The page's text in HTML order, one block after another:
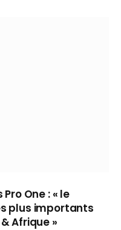
One : « le
plus importants
Afrique »